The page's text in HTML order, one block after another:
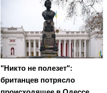
"Никто не полезет":
британцев потрясло